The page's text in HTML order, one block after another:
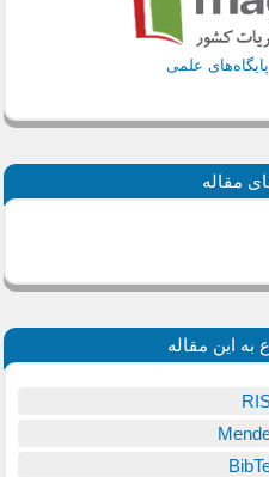
علمی
مقاله
به این مقاله